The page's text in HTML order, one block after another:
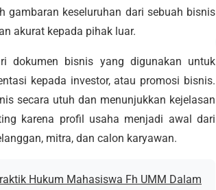
gambaran keseluruhan dari sebuah bisnis
akurat kepada pihak luar.
dokumen bisnis yang digunakan untuk
kepada investor, atau promosi bisnis.
secara utuh dan menunjukkan kejelasan
karena profil usaha menjadi awal dari
mitra, dan calon karyawan.
Hukum Mahasiswa Fh UMM Dalam